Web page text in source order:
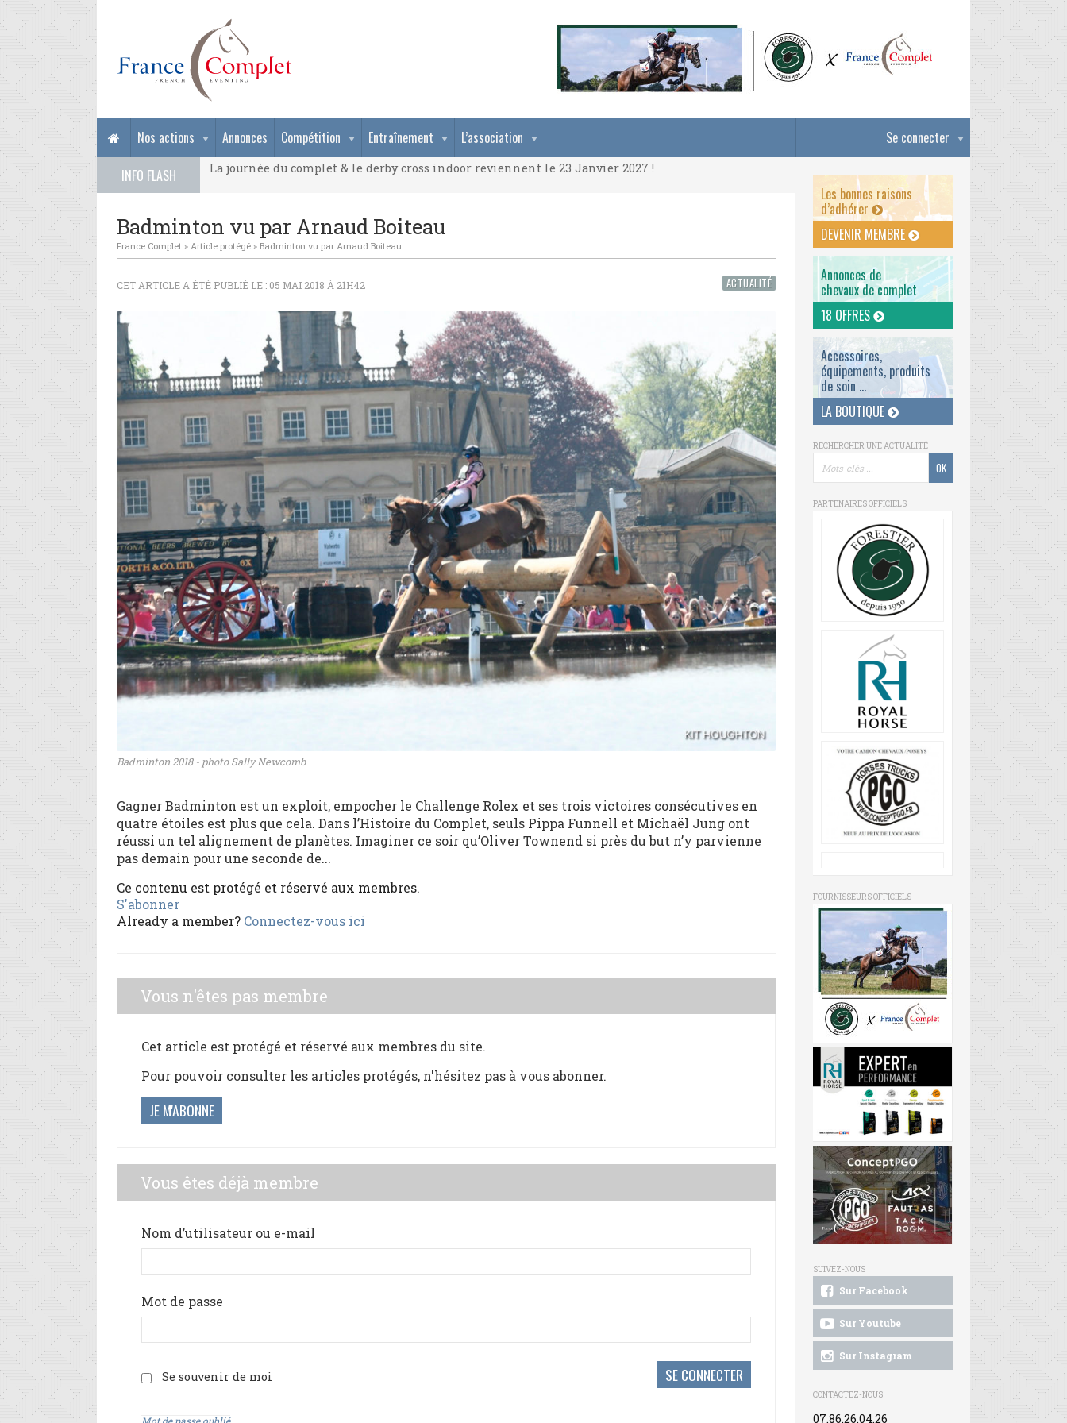
Se connecter
Nos actions Annonces Compétition Entraînement
L’association
INFO FLASH
La journée du complet & le derby cross indoor reviennent le 23 Janvier 2027 !
La journée du complet & le derby cross indoor reviennent le 23 Janvier 2027 !
Badminton vu par Arnaud Boiteau
France Complet » Article protégé » Badminton vu par Arnaud Boiteau
ACTUALITÉ
CET ARTICLE A ÉTÉ PUBLIÉ LE : 05 MAI 2018 À 21H42
Badminton 2018 - photo Sally Newcomb
Gagner Badminton est un exploit, empocher le Challenge Rolex et ses trois victoires consécutives en
quatre étoiles est plus que cela. Dans l’Histoire du Complet, seuls Pippa Funnell et Michaël Jung ont
réussi un tel alignement de planètes. Imaginer ce soir qu’Oliver Townend si près du but n’y parvienne
pas demain pour une seconde de...
Ce contenu est protégé et réservé aux membres.
S'abonner
Already a member? Connectez-vous ici
Vous n'êtes pas membre
Cet article est protégé et réservé aux membres du site.
Pour pouvoir consulter les articles protégés, n'hésitez pas à vous abonner.
JE M'ABONNE
Vous êtes déjà membre
Nom d’utilisateur ou e-mail
Mot de passe
Se souvenir de moi
Mot de passe oublié
Les bonnes raisons
d’adhérer
DEVENIR MEMBRE
Annonces de
chevaux de complet
18 OFFRES
Accessoires,
équipements, produits
de soin ...
LA BOUTIQUE
RECHERCHER UNE ACTUALITÉ
PARTENAIRES OFFICIELS
FOURNISSEURS OFFICIELS
SUIVEZ-NOUS
Sur Facebook
Sur Youtube
Sur Instagram
CONTACTEZ-NOUS
07.86.26.04.26